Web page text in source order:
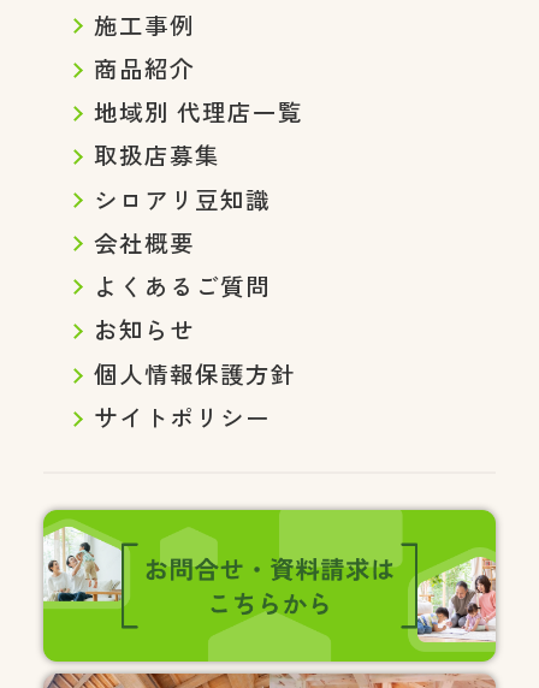
施工事例
商品紹介
地域別 代理店一覧
取扱店募集
シロアリ豆知識
会社概要
よくあるご質問
お知らせ
個人情報保護方針
サイトポリシー